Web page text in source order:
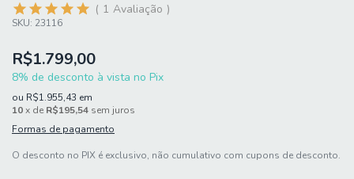
1 Avaliação
SKU: 23116
R$1.799,00
8% de desconto à vista no Pix
ou R$1.955,43 em
10x de R$195,54 sem juros
Formas de pagamento
O desconto no PIX é exclusivo, não cumulativo com cupons de desconto.